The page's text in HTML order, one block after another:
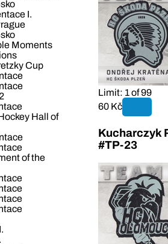
I.
Moments
Cup
Hall of
of the
Limit: 1 of 99
60 Kč
Kucharczyk
#TP-23